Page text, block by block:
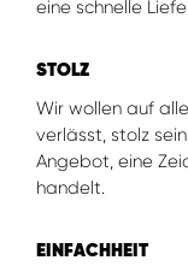
eine schnelle
STOLZ
Wir wollen auf
verlässt, stolz
Angebot, eine
handelt.
EINFACHHEIT